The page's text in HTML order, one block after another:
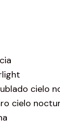
cielo
cielo